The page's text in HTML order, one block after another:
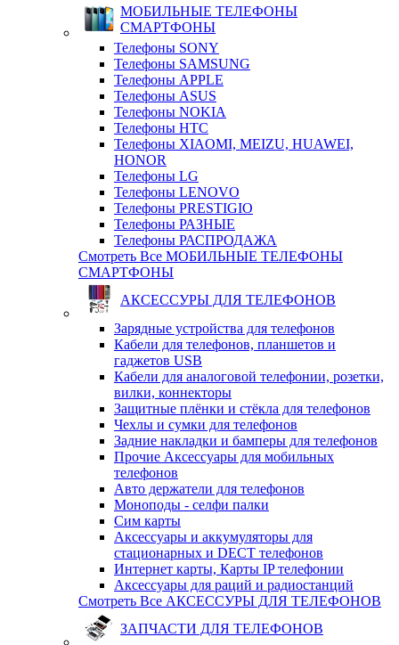
МОБИЛЬНЫЕ ТЕЛЕФОНЫ
СМАРТФОНЫ
Телефоны SONY
Телефоны SAMSUNG
Телефоны APPLE
Телефоны ASUS
Телефоны NOKIA
Телефоны HTC
Телефоны XIAOMI, MEIZU, HUAWEI,
HONOR
Телефоны LG
Телефоны LENOVO
Телефоны PRESTIGIO
Телефоны РАЗНЫЕ
Телефоны РАСПРОДАЖА
Смотреть Все МОБИЛЬНЫЕ ТЕЛЕФОНЫ
СМАРТФОНЫ
АКСЕССУРЫ ДЛЯ ТЕЛЕФОНОВ
Зарядные устройства для телефонов
Кабели для телефонов, планшетов и
гаджетов USB
Кабели для аналоговой телефонии, розетки,
вилки, коннекторы
Защитные плёнки и стёкла для телефонов
Чехлы и сумки для телефонов
Задние накладки и бамперы для телефонов
Прочие Аксессуары для мобильных
телефонов
Авто держатели для телефонов
Моноподы - селфи палки
Сим карты
Аксессуары и аккумуляторы для
стационарных и DECT телефонов
Интернет карты, Карты IP телефонии
Аксессуары для раций и радиостанций
Смотреть Все АКСЕССУРЫ ДЛЯ ТЕЛЕФОНОВ
ЗАПЧАСТИ ДЛЯ ТЕЛЕФОНОВ